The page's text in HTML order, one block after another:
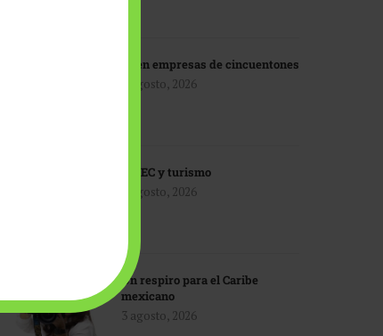
IA en empresas de cincuentones
3 agosto, 2026
TMEC y turismo
3 agosto, 2026
Un respiro para el Caribe
mexicano
3 agosto, 2026